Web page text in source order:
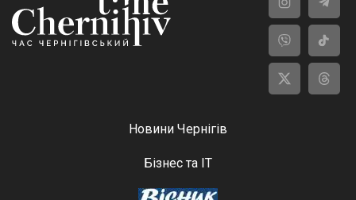
Новини Чернігів
Бізнес та ІТ